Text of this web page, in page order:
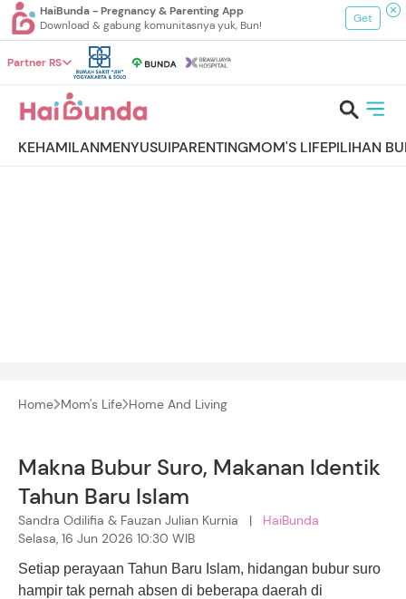
HaiBunda - Pregnancy & Parenting App
Download & gabung komunitasnya yuk, Bun!
Get
Partner RS
KEHAMILANMENYUSUIPARENTINGMOM'S LIFEPILIHAN
Home Mom's Life Home And Living
Makna Bubur Suro, Makanan Identik
Tahun Baru Islam
Sandra Odilifia & Fauzan Julian Kurnia | HaiBunda
Selasa, 16 Jun 2026 10:30 WIB
Setiap perayaan Tahun Baru Islam, hidangan bubur suro
hampir tak pernah absen di beberapa daerah di